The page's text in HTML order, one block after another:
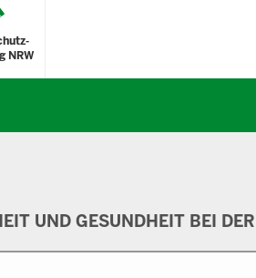
NRW
UND GESUNDHEIT BEI